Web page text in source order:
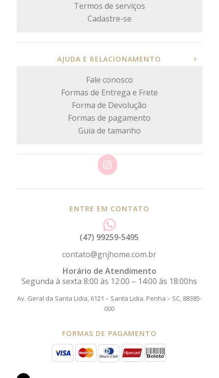
Termos de serviços
Cadastre-se
AJUDA E RELACIONAMENTO
Fale conosco
Formas de Entrega e Frete
Forma de Devolução
Formas de pagamento
Guia de tamanho
ENTRE EM CONTATO
(47) 99259-5495
contato@gnjhome.com.br
Horário de Atendimento
Segunda à sexta 8:00 às 12:00 – 14:00 às 18:00hs
Av. Geral da Santa Lidia, 6121 – Santa Lidia. Penha – SC, 88385-
000
FORMAS DE PAGAMENTO